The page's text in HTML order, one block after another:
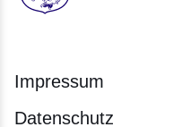
Hessen - Europanetzwerk
Impressum
Datenschutz